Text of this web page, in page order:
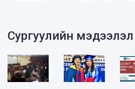
Сургуулийн мэдээлэл